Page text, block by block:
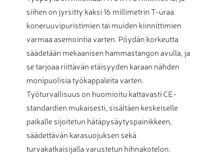
siihen on jyrsitty kaksi 16 millimetrin T-uraa
koneruuvipuristimien tai muiden kiinnittimien
varmaa asemointia varten. Pöydän korkeutta
säädetään mekaanisen hammastangon avulla, ja
se tarjoaa riittävän etäisyyden karaan nähden
monipuolisia työkappaleita varten.
Työturvallisuus on huomioitu kattavasti CE-
standardien mukaisesti, sisältäen keskeiselle
paikalle sijoitetun hätäpysäytyspainikkeen,
säädettävän karasuojuksen sekä
turvakatkaisijalla varustetun hihnakotelon.